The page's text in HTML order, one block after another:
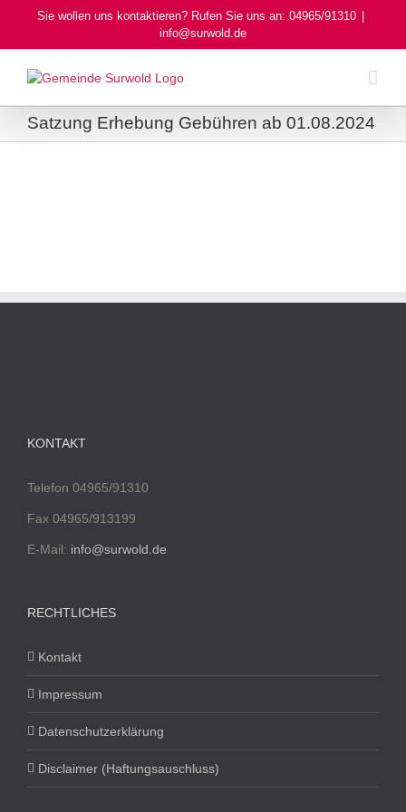
Sie wollen uns kontaktieren? Rufen Sie uns an: 04965/91310
info@surwold.de
Satzung Erhebung Gebühren ab 01.08.2024
KONTAKT
Telefon 04965/91310
Fax 04965/913199
E-Mail: info@surwold.de
RECHTLICHES
Kontakt
Impressum
Datenschutzerklärung
Disclaimer (Haftungsauschluss)